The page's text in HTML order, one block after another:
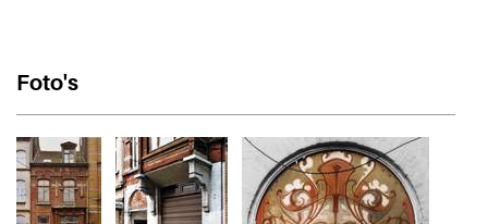
Foto's